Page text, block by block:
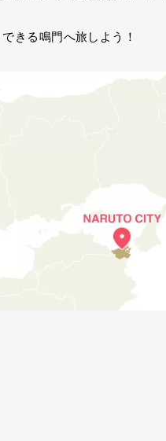
きる鳴門へ旅しよう！